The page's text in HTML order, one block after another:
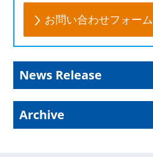
お問い合わせフォーム
News Release
Archive